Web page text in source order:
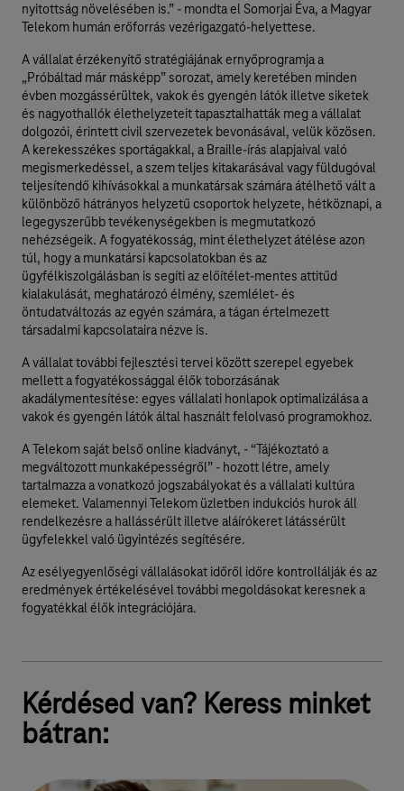
nyitottság növelésében is.” - mondta el Somorjai Éva, a Magyar
Telekom humán erőforrás vezérigazgató-helyettese.
A vállalat érzékenyítő stratégiájának ernyőprogramja a
„Próbáltad már másképp” sorozat, amely keretében minden
évben mozgássérültek, vakok és gyengén látók illetve siketek
és nagyothallók élethelyzeteit tapasztalhatták meg a vállalat
dolgozói, érintett civil szervezetek bevonásával, velük közösen.
A kerekesszékes sportágakkal, a Braille-írás alapjaival való
megismerkedéssel, a szem teljes kitakarásával vagy füldugóval
teljesítendő kihívásokkal a munkatársak számára átélhető vált a
különböző hátrányos helyzetű csoportok helyzete, hétköznapi, a
legegyszerűbb tevékenységekben is megmutatkozó
nehézségeik. A fogyatékosság, mint élethelyzet átélése azon
túl, hogy a munkatársi kapcsolatokban és az
ügyfélkiszolgálásban is segíti az előítélet-mentes attitűd
kialakulását, meghatározó élmény, szemlélet- és
öntudatváltozás az egyén számára, a tágan értelmezett
társadalmi kapcsolataira nézve is.
A vállalat további fejlesztési tervei között szerepel egyebek
mellett a fogyatékossággal élők toborzásának
akadálymentesítése: egyes vállalati honlapok optimalizálása a
vakok és gyengén látók által használt felolvasó programokhoz.
A Telekom saját belső online kiadványt, - “Tájékoztató a
megváltozott munkaképességről” - hozott létre, amely
tartalmazza a vonatkozó jogszabályokat és a vállalati kultúra
elemeket. Valamennyi Telekom üzletben indukciós hurok áll
rendelkezésre a hallássérült illetve aláírókeret látássérült
ügyfelekkel való ügyintézés segítésére.
Az esélyegyenlőségi vállalásokat időről időre kontrollálják és az
eredmények értékelésével további megoldásokat keresnek a
fogyatékkal élők integrációjára.
Kérdésed van? Keress minket
bátran: